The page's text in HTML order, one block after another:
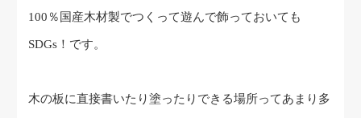
100％国産木材製でつくって遊んで飾っておいても
SDGs！です。
木の板に直接書いたり塗ったりできる場所ってあまり多